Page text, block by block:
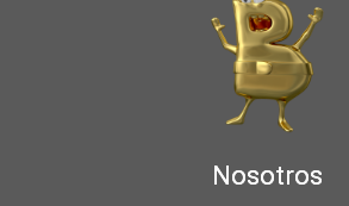
Nosotros